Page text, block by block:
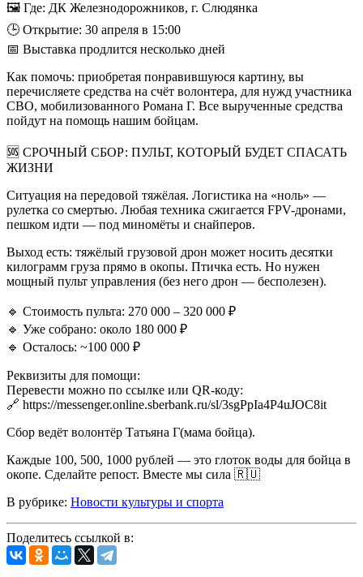
🖼 Где: ДК Железнодорожников, г. Слюдянка
🕒 Открытие: 30 апреля в 15:00
📅 Выставка продлится несколько дней
Как помочь: приобретая понравившуюся картину, вы
перечисляете средства на счёт волонтера, для нужд участника
СВО, мобилизованного Романа Г. Все вырученные средства
пойдут на помощь нашим бойцам.
🆘 СРОЧНЫЙ СБОР: ПУЛЬТ, КОТОРЫЙ БУДЕТ СПАСАТЬ
ЖИЗНИ
Ситуация на передовой тяжёлая. Логистика на «ноль» —
рулетка со смертью. Любая техника сжигается FPV-дронами,
пешком идти — под миномёты и снайперов.
Выход есть: тяжёлый грузовой дрон может носить десятки
килограмм груза прямо в окопы. Птичка есть. Но нужен
мощный пульт управления (без него дрон — бесполезен).
🔹 Стоимость пульта: 270 000 – 320 000 ₽
🔹 Уже собрано: около 180 000 ₽
🔹 Осталось: ~100 000 ₽
Реквизиты для помощи:
Перевести можно по ссылке или QR-коду:
🔗 https://messenger.online.sberbank.ru/sl/3sgPpIa4P4uJOC8it
Сбор ведёт волонтёр Татьяна Г(мама бойца).
Каждые 100, 500, 1000 рублей — это глоток воды для бойца в
окопе. Сделайте репост. Вместе мы сила 🇷🇺
В рубрике: Новости культуры и спорта
Поделитесь ссылкой в: